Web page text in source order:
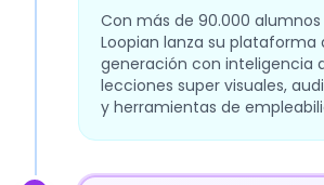
Con más de 90.000
Loopian lanza su plataforma
generación con inteligencia
lecciones super visuales,
y herramientas de